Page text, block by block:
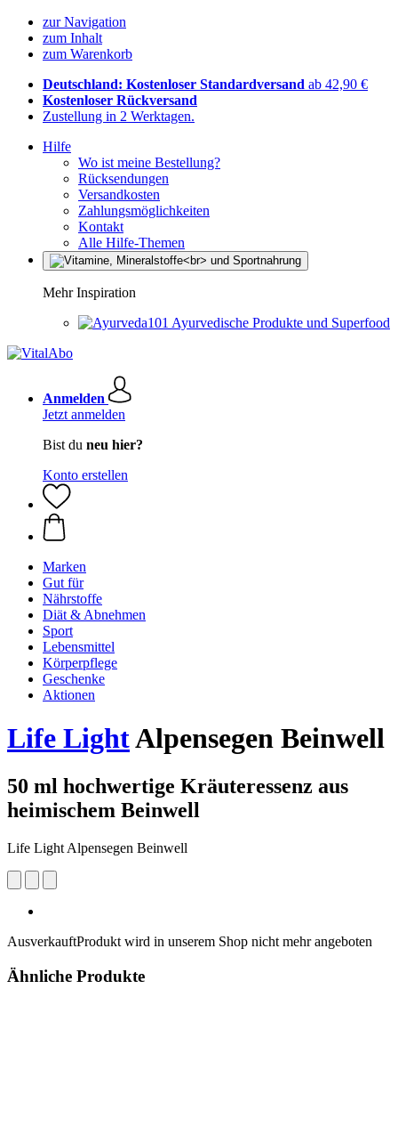
zur Navigation
zum Inhalt
zum Warenkorb
Deutschland: Kostenloser Standardversand ab 42,90 €
Kostenloser Rückversand
Zustellung in 2 Werktagen.
Hilfe
Wo ist meine Bestellung?
Rücksendungen
Versandkosten
Zahlungsmöglichkeiten
Kontakt
Alle Hilfe-Themen
Mehr Inspiration
Ayurvedische Produkte und Superfood
Anmelden
Jetzt anmelden
Bist du neu hier?
Konto erstellen
Marken
Gut für
Nährstoffe
Diät & Abnehmen
Sport
Lebensmittel
Körperpflege
Geschenke
Aktionen
Life LightAlpensegen Beinwell
50 ml hochwertige Kräuteressenz aus
heimischem Beinwell
Life Light Alpensegen Beinwell
AusverkauftProdukt wird in unserem Shop nicht mehr angeboten
Ähnliche Produkte